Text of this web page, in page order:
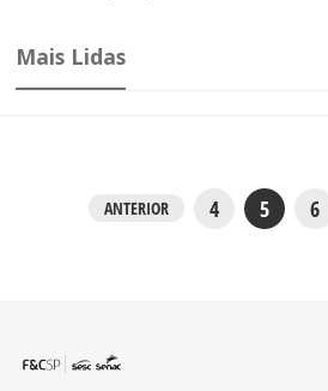
Mais Lidas
ANTERIOR 4 5 6